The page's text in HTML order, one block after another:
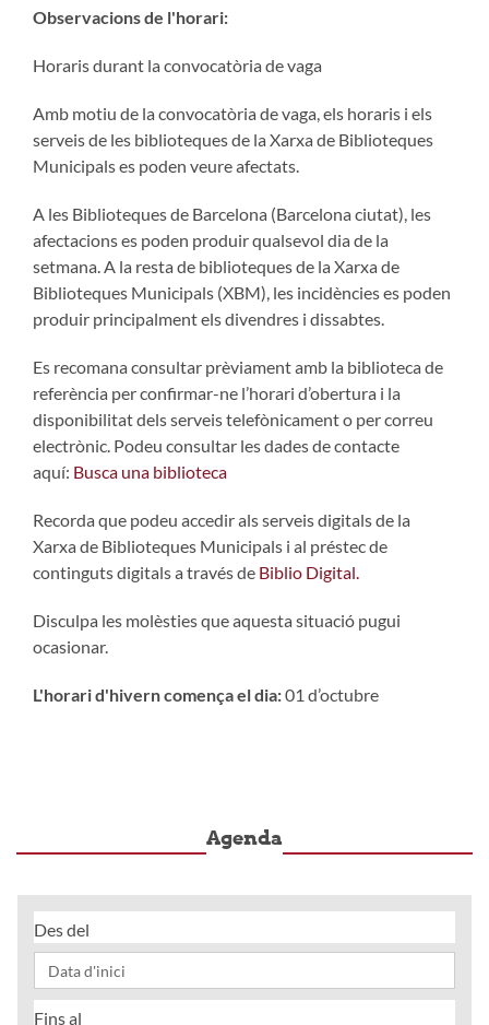
Observacions de l'horari:
Horaris durant la convocatòria de vaga
Amb motiu de la convocatòria de vaga, els horaris i els
serveis de les biblioteques de la Xarxa de Biblioteques
Municipals es poden veure afectats.
A les Biblioteques de Barcelona (Barcelona ciutat), les
afectacions es poden produir qualsevol dia de la
setmana. A la resta de biblioteques de la Xarxa de
Biblioteques Municipals (XBM), les incidències es poden
produir principalment els divendres i dissabtes.
Es recomana consultar prèviament amb la biblioteca de
referència per confirmar-ne l’horari d’obertura i la
disponibilitat dels serveis telefònicament o per correu
electrònic. Podeu consultar les dades de contacte
aquí: Busca una biblioteca
Recorda que podeu accedir als serveis digitals de la
Xarxa de Biblioteques Municipals i al préstec de
continguts digitals a través de Biblio Digital.
Disculpa les molèsties que aquesta situació pugui
ocasionar.
L'horari d'hivern comença el dia:01 d’octubre
Agenda
Des del
Fins al